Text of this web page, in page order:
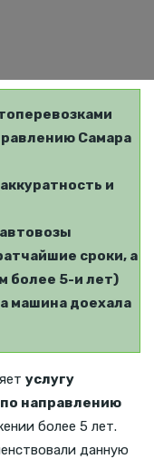
Самара
и
сроки, а
более 5-и лет)
машина доехала
услугу
направлению
более 5 лет.
данную